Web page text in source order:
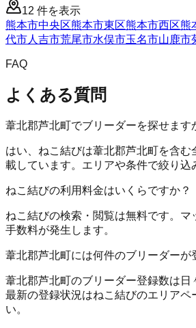
12 件を表示
熊本市中央区熊本市東区熊本市西区熊
代市人吉市荒尾市水俣市玉名市山鹿市
FAQ
よくある質問
葦北郡芦北町でブリーダーを探せます
はい、ねこ結びは葦北郡芦北町を含む
載しています。エリアや条件で絞り込
ねこ結びの利用料金はいくらですか？
ねこ結びの検索・閲覧は無料です。マ
手数料が発生します。
葦北郡芦北町には何件のブリーダーが
葦北郡芦北町のブリーダー登録数は日
最新の登録状況はねこ結びのエリアペ
い。